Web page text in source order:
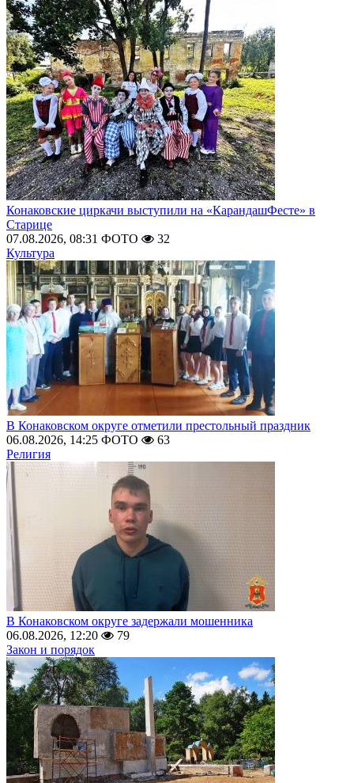
Конаковские циркачи выступили на «КарандашФесте» в
Старице
07.08.2026, 08:31 ФОТО
32
Культура
В Конаковском округе отметили престольный праздник
06.08.2026, 14:25 ФОТО
63
Религия
В Конаковском округе задержали мошенника
06.08.2026, 12:20
79
Закон и порядок